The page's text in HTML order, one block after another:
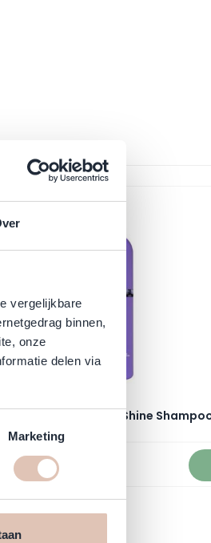
vergelijkbare
binnen,
onze
delen via
Marketing
using the skip links.
-10%
Milk Shake - Silver Shine
Vanaf
22,45
Normale prijs
24,95
Direct leverbaar